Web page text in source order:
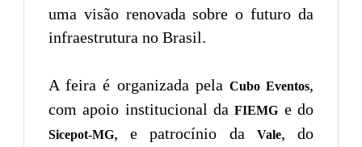
uma visão renovada sobre o futuro da
infraestrutura no Brasil.
A feira é organizada pela Cubo Eventos,
com apoio institucional daFIEMG e do
Sicepot-MG, e patrocínio da Vale, do